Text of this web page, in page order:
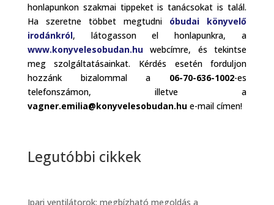
honlapunkon szakmai tippeket is tanácsokat is talál.
Ha szeretne többet megtudni óbudai könyvelő
irodánkról, látogasson el honlapunkra, a
www.konyvelesobudan.huwebcímre, és tekintse
meg szolgáltatásainkat. Kérdés esetén forduljon
hozzánk bizalommal a 06-70-636-1002-es
telefonszámon, illetve a
vagner.emilia@konyvelesobudan.hue-mail címen!
Legutóbbi cikkek
Ipari ventilátorok: megbízható megoldás a